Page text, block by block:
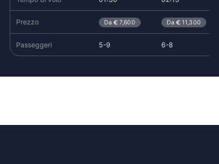
Prezzo Da 7,600 Da 11,300
Passeggeri 5-9 6-8